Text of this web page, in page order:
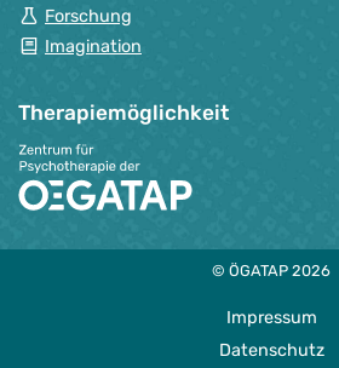
Forschung
Imagination
Therapie­möglichkeit
© ÖGATAP 2026
Impressum
Datenschutz